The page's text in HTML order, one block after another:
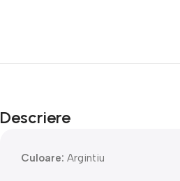
Descriere
Culoare: Argintiu